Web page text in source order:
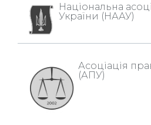
Національна
України (НААУ)
Асоціація
(АПУ)